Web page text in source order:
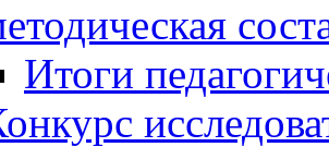
Итоги